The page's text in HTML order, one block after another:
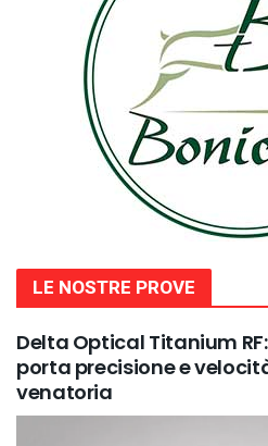
LE NOSTRE PROVE
Delta Optical Titanium
porta precisione e
venatoria